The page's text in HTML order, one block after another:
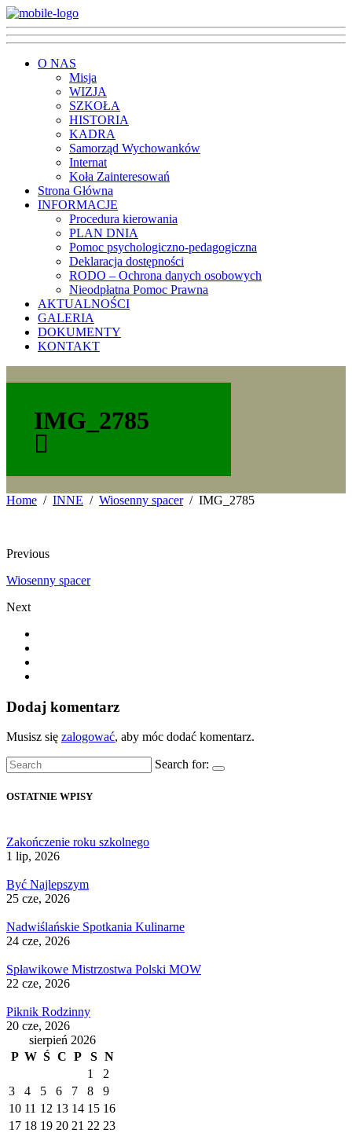
O NAS
Misja
WIZJA
SZKOŁA
HISTORIA
KADRA
Samorząd Wychowanków
Internat
Koła Zainteresowań
Strona Główna
INFORMACJE
Procedura kierowania
PLAN DNIA
Pomoc psychologiczno-pedagogiczna
Deklaracja dostępności
RODO – Ochrona danych osobowych
Nieodpłatna Pomoc Prawna
AKTUALNOŚCI
GALERIA
DOKUMENTY
KONTAKT
IMG_2785
Home INNE Wiosenny spacer IMG_2785
Previous
Wiosenny spacer
Next
Dodaj komentarz
Musisz się zalogować, aby móc dodać komentarz.
Search for:
OSTATNIE WPISY
Zakończenie roku szkolnego
1 lip, 2026
Być Najlepszym
25 cze, 2026
Nadwiślańskie Spotkania Kulinarne
24 cze, 2026
Spławikowe Mistrzostwa Polski MOW
22 cze, 2026
Piknik Rodzinny
20 cze, 2026
sierpień 2026
P W Ś C P S N
1
2
3
4 5 6 7 8
9
10 11 12 13 14 15 16
17 18 19 20 21 22 23